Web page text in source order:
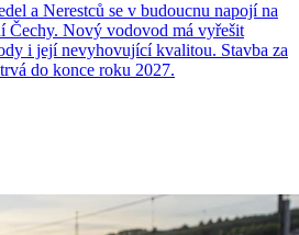
a Nerestců se v budoucnu napojí na
Čechy. Nový vodovod má vyřešit
i její nevyhovující kvalitou. Stavba za
do konce roku 2027.